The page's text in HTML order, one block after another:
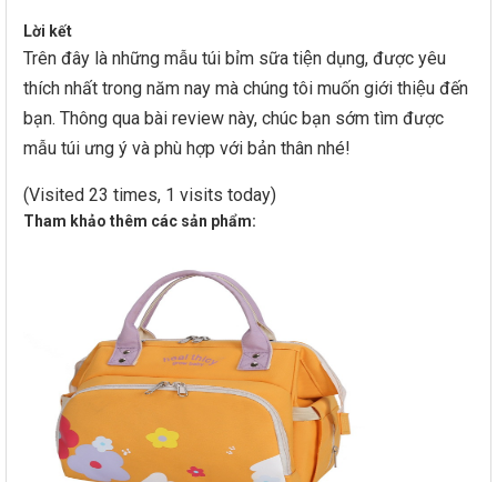
Lời kết
Trên đây là những mẫu túi bỉm sữa tiện dụng, được yêu
thích nhất trong năm nay mà chúng tôi muốn giới thiệu đến
bạn. Thông qua bài review này, chúc bạn sớm tìm được
mẫu túi ưng ý và phù hợp với bản thân nhé!
(Visited 23 times, 1 visits today)
Tham khảo thêm các sản phẩm: